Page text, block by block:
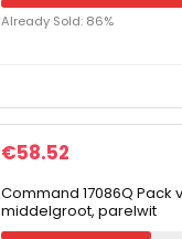
Already Sold: 86%
€58.52
Command 17086Q Pack
middelgroot, parelwit